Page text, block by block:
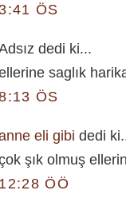
3:41 ÖS
dedi ki...
saglık
ÖS
eli gibi dedi
şık olmuş
12:28 ÖÖ